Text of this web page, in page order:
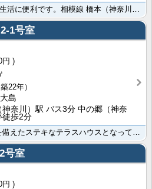
ｲﾄｰﾖｰｶﾄﾞｰ ｱﾘｵ橋本店750mと生活に便利です。相模線 橋本（神奈川）駅徒歩11分の物件で･･･
2-1号室
円
築22年）
島
奈川）駅 バス3分 中の郷（神奈
徒歩2分
洗面化粧台/玄関収納/脱衣所を備えたステキなテラスハウスとなっています。Seria(ｾﾘｱ) ｺﾋﾟ･･･
号室
円